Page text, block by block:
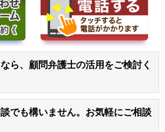
ら、顧問弁護士の活用をご検討く
でも構いません。お気軽にご相談